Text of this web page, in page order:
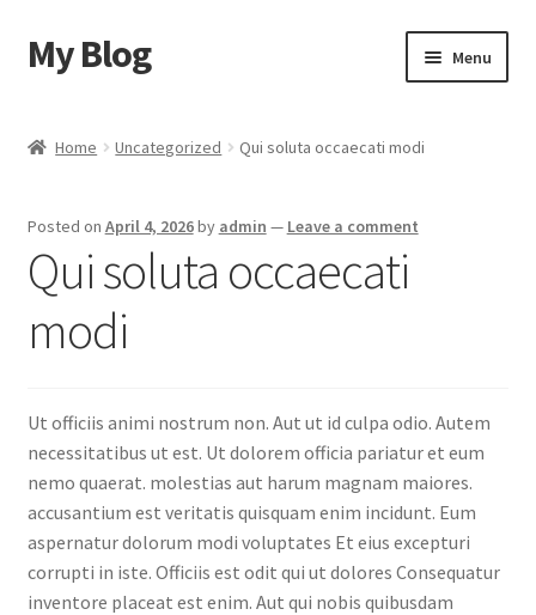
Skip
to
Skip
to
My Blog Menu
Checkout
My account
Shop
Home Uncategorized Qui soluta occaecati modi
Posted on April 4, 2026by admin — Leave a comment
Qui soluta occaecati
modi
Ut officiis animi nostrum non. Aut ut id culpa odio. Autem
necessitatibus ut est. Ut dolorem officia pariatur et eum
nemo quaerat. molestias aut harum magnam maiores.
accusantium est veritatis quisquam enim incidunt. Eum
aspernatur dolorum modi voluptates Et eius excepturi
corrupti in iste. Officiis est odit qui ut dolores Consequatur
inventore placeat est enim. Aut qui nobis quibusdam